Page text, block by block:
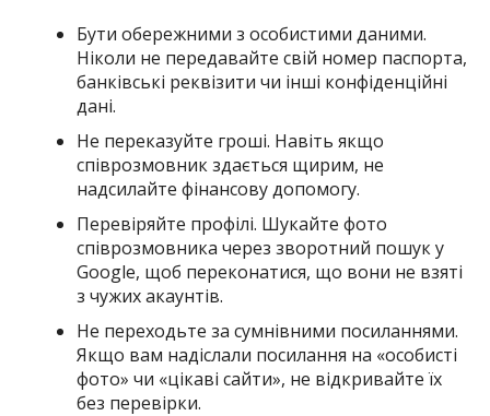
Бути обережними з особистими даними.
Ніколи не передавайте свій номер паспорта,
банківські реквізити чи інші конфіденційні
дані.
Не переказуйте гроші. Навіть якщо
співрозмовник здається щирим, не
надсилайте фінансову допомогу.
Перевіряйте профілі. Шукайте фото
співрозмовника через зворотний пошук у
Google, щоб переконатися, що вони не взяті
з чужих акаунтів.
Не переходьте за сумнівними посиланнями.
Якщо вам надіслали посилання на «особисті
фото» чи «цікаві сайти», не відкривайте їх
без перевірки.